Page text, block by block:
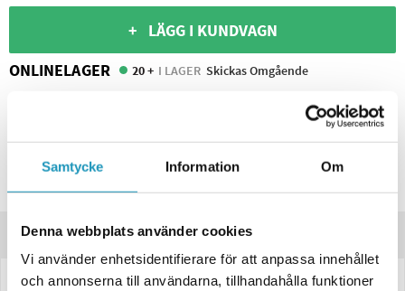
Samtycke Information Om
Denna webbplats använder cookies
Vi använder enhetsidentifierare för att anpassa innehållet
och annonserna till användarna, tillhandahålla funktioner
+ LÄGG I KUNDVAGN
ONLINELAGER
20 + I LAGER Skickas Omgående
Spara produkt
Frågor om produkten?
Produktinformation
Slider till primärvariator. Passar utvalda modeller från Linhai.